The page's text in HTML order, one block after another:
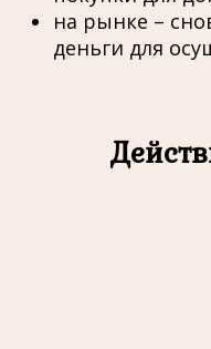
на рынке –
деньги для